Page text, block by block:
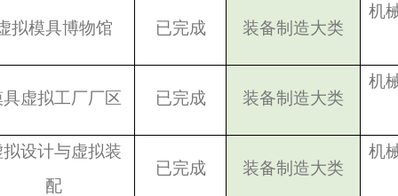
拟模具博物馆 已完成 装备制造大类
机
虚拟工厂厂区 已完成 装备制造大类
机
设计与虚拟装
配
已完成 装备制造大类
机